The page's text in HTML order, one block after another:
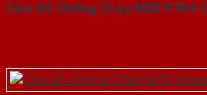
Cửa Gỗ Chống Cháy MDF P1R4-